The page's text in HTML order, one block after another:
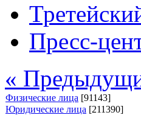
Пресс-
«
Физические лица [91143]
Юридические лица [211390]